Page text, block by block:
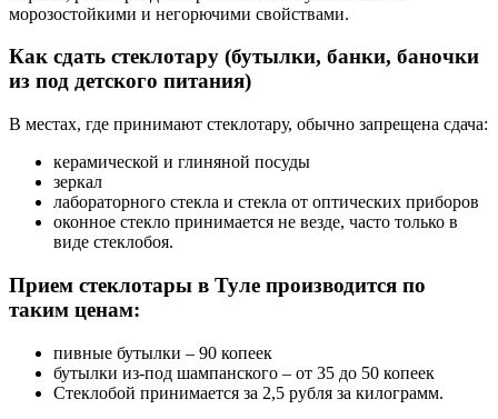
морозостойкими и негорючими свойствами.
Как сдать стеклотару (бутылки, банки, баночки
из под детского питания)
В местах, где принимают стеклотару, обычно запрещена сдача:
керамической и глиняной посуды
зеркал
лабораторного стекла и стекла от оптических приборов
оконное стекло принимается не везде, часто только в
виде стеклобоя.
Прием стеклотары в Туле производится по
таким ценам:
пивные бутылки – 90 копеек
бутылки из-под шампанского – от 35 до 50 копеек
Стеклобой принимается за 2,5 рубля за килограмм.